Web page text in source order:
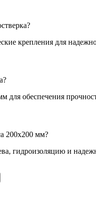
крепления для
для обеспечения
200х200 мм?
гидроизоляцию и